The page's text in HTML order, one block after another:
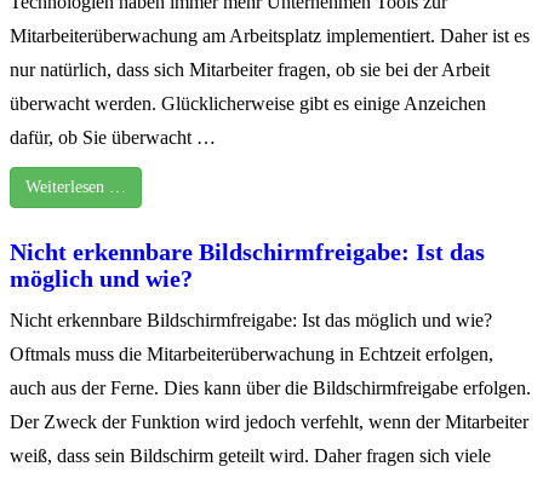
Mitarbeiterüberwachung am Arbeitsplatz implementiert. Daher ist es
nur natürlich, dass sich Mitarbeiter fragen, ob sie bei der Arbeit
überwacht werden. Glücklicherweise gibt es einige Anzeichen
dafür, ob Sie überwacht …
Weiterlesen …
Nicht erkennbare Bildschirmfreigabe: Ist das
möglich und wie?
Nicht erkennbare Bildschirmfreigabe: Ist das möglich und wie?
Oftmals muss die Mitarbeiterüberwachung in Echtzeit erfolgen,
auch aus der Ferne. Dies kann über die Bildschirmfreigabe erfolgen.
Der Zweck der Funktion wird jedoch verfehlt, wenn der Mitarbeiter
weiß, dass sein Bildschirm geteilt wird. Daher fragen sich viele